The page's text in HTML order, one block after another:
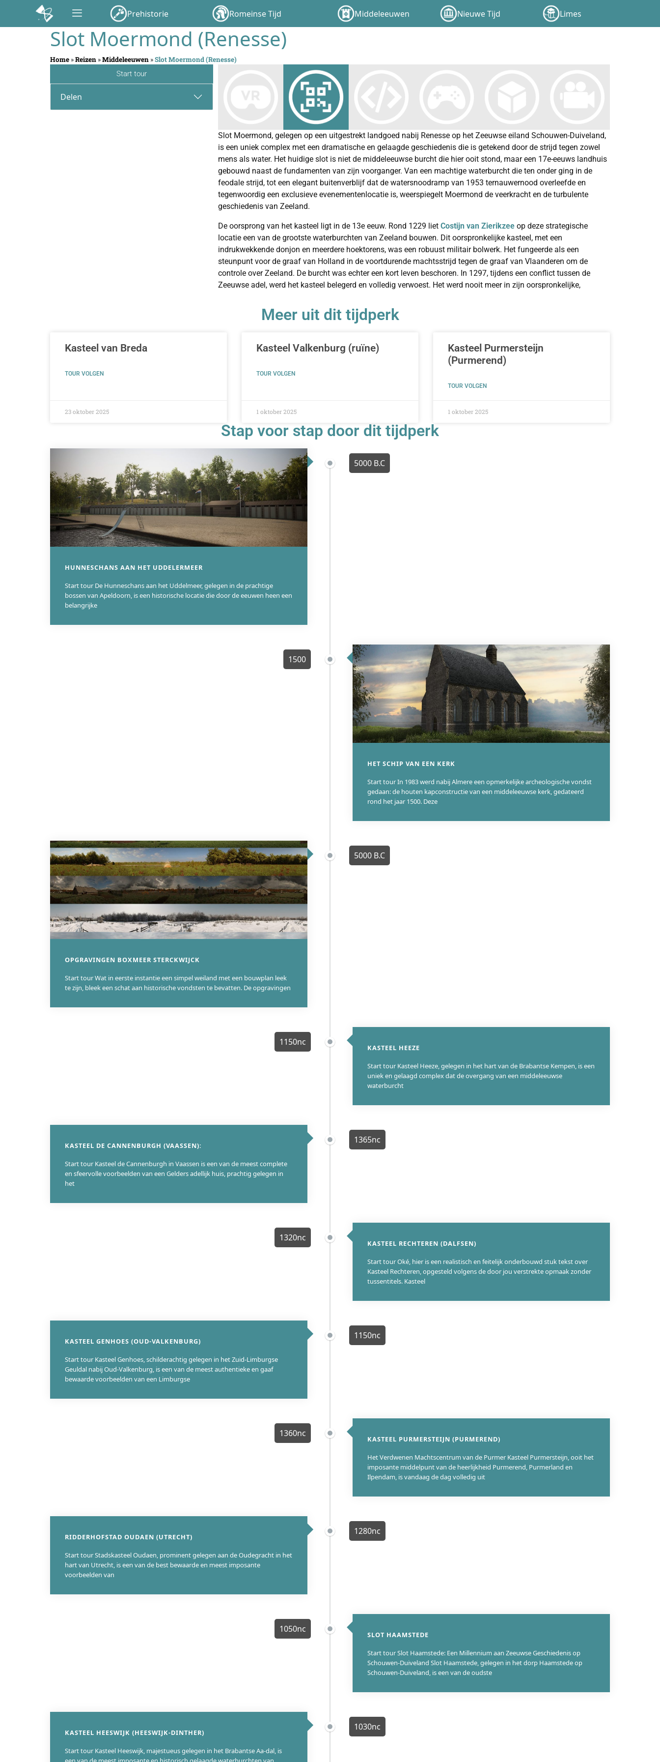
Prehistorie Romeinse Tijd Middeleeuwen Nieuwe Tijd Limes
Slot Moermond (Renesse)
Home »Reizen »Middeleeuwen »Slot Moermond (Renesse)
Start tour
Delen
Slot Moermond, gelegen op een uitgestrekt landgoed nabij Renesse op het Zeeuwse eiland Schouwen-Duiveland,
is een uniek complex met een dramatische en gelaagde geschiedenis die is getekend door de strijd tegen zowel
mens als water. Het huidige slot is niet de middeleeuwse burcht die hier ooit stond, maar een 17e-eeuws landhuis
gebouwd naast de fundamenten van zijn voorganger. Van een machtige waterburcht die ten onder ging in de
feodale strijd, tot een elegant buitenverblijf dat de watersnoodramp van 1953 ternauwernood overleefde en
tegenwoordig een exclusieve evenementenlocatie is, weerspiegelt Moermond de veerkracht en de turbulente
geschiedenis van Zeeland.
De oorsprong van het kasteel ligt in de 13e eeuw. Rond 1229 liet Costijn van Zierikzee op deze strategische
locatie een van de grootste waterburchten van Zeeland bouwen. Dit oorspronkelijke kasteel, met een
indrukwekkende donjon en meerdere hoektorens, was een robuust militair bolwerk. Het fungeerde als een
steunpunt voor de graaf van Holland in de voortdurende machtsstrijd tegen de graaf van Vlaanderen om de
controle over Zeeland. De burcht was echter een kort leven beschoren. In 1297, tijdens een conflict tussen de
Zeeuwse adel, werd het kasteel belegerd en volledig verwoest. Het werd nooit meer in zijn oorspronkelijke,
Eeuwenlang lag de locatie van het kasteel er als een ruïne bij. Pas in de 16e en 17e eeuw werd er een nieuw, veel
functie had plaatsgemaakt voor representatie en het genot van het buitenleven, een ontwikkeling die kenmerkend
was voor de periode na de middeleeuwen. Het huis werd in de eeuwen daarna bewoond door verschillende
Zeeuwse adellijke en patricische families en aangepast aan de heersende mode.
restauratie was niet alleen gericht op het herstel van de schade, maar ook op het veiligstellen van het monument
voor de toekomst en het geschikt maken voor een nieuwe functie.
Tegenwoordig is Slot Moermond een rijksmonument. Het 17e-eeuwse slot zelf fungeert, na de restauratie, als een
exclusieve en sfeervolle locatie voor huwelijken, feesten en zakelijke bijeenkomsten en is onderdeel van een
nabijgelegen hotel. Het wordt beheerd door een stichting die het behoud van dit unieke erfgoed waarborgt. De
fundamenten en de slotgracht van de oorspronkelijke 13e-eeuwse burcht zijn nog steeds zichtbaar in het
landschap naast het huidige gebouw, een stille getuige van de grootsheid van de verdwenen vesting.
Het wetenschappelijk belang van Slot Moermond is aanzienlijk en tweeledig. Ten eerste is de site van de
oorspronkelijke burcht archeologisch van groot belang. De overgebleven fundamenten bieden cruciale inzichten
belangrijk monument en een casestudy van de impact van natuurrampen op cultureel erfgoed en de naoorlogse
visie op monumentenzorg.
Meer uit dit tijdperk
Kasteel van Breda
TOUR VOLGEN
23 oktober 2025
Kasteel Valkenburg (ruïne)
TOUR VOLGEN
1 oktober 2025
Kasteel Purmersteijn
(Purmerend)
TOUR VOLGEN
1 oktober 2025
Stap voor stap door dit tijdperk
5000 B.C
HUNNESCHANS AAN HET UDDELERMEER
Start tour De Hunneschans aan het Uddelmeer, gelegen in de prachtige
bossen van Apeldoorn, is een historische locatie die door de eeuwen heen een
belangrijke
1500
HET SCHIP VAN EEN KERK
Start tour In 1983 werd nabij Almere een opmerkelijke archeologische vondst
gedaan: de houten kapconstructie van een middeleeuwse kerk, gedateerd
rond het jaar 1500. Deze
5000 B.C
OPGRAVINGEN BOXMEER STERCKWIJCK
Start tour Wat in eerste instantie een simpel weiland met een bouwplan leek
te zijn, bleek een schat aan historische vondsten te bevatten. De opgravingen
1150nc
KASTEEL HEEZE
Start tour Kasteel Heeze, gelegen in het hart van de Brabantse Kempen, is een
uniek en gelaagd complex dat de overgang van een middeleeuwse
waterburcht
1365nc
KASTEEL DE CANNENBURGH (VAASSEN):
Start tour Kasteel de Cannenburgh in Vaassen is een van de meest complete
en sfeervolle voorbeelden van een Gelders adellijk huis, prachtig gelegen in
het
1320nc
KASTEEL RECHTEREN (DALFSEN)
Start tour Oké, hier is een realistisch en feitelijk onderbouwd stuk tekst over
Kasteel Rechteren, opgesteld volgens de door jou verstrekte opmaak zonder
tussentitels. Kasteel
1150nc
KASTEEL GENHOES (OUD-VALKENBURG)
Start tour Kasteel Genhoes, schilderachtig gelegen in het Zuid-Limburgse
Geuldal nabij Oud-Valkenburg, is een van de meest authentieke en gaaf
bewaarde voorbeelden van een Limburgse
1360nc
KASTEEL PURMERSTEIJN (PURMEREND)
Het Verdwenen Machtscentrum van de Purmer Kasteel Purmersteijn, ooit het
imposante middelpunt van de heerlijkheid Purmerend, Purmerland en
Ilpendam, is vandaag de dag volledig uit
1280nc
RIDDERHOFSTAD OUDAEN (UTRECHT)
Start tour Stadskasteel Oudaen, prominent gelegen aan de Oudegracht in het
hart van Utrecht, is een van de best bewaarde en meest imposante
voorbeelden van
1050nc
SLOT HAAMSTEDE
Start tour Slot Haamstede: Een Millennium aan Zeeuwse Geschiedenis op
Schouwen-Duiveland Slot Haamstede, gelegen in het dorp Haamstede op
Schouwen-Duiveland, is een van de oudste
1030nc
KASTEEL HEESWIJK (HEESWIJK-DINTHER)
Start tour Kasteel Heeswijk, majestueus gelegen in het Brabantse Aa-dal, is